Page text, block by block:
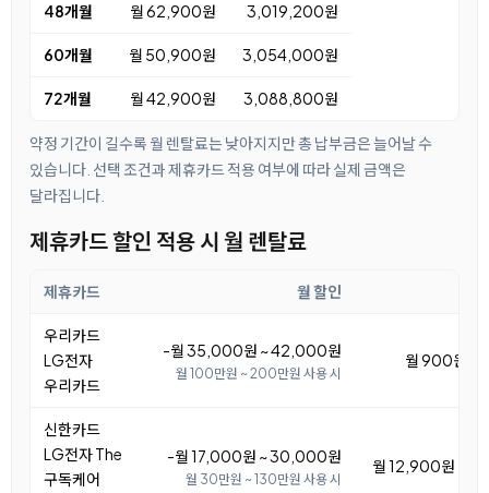
48개월 월 62,900원 3,019,200원
60개월 월 50,900원 3,054,000원
72개월 월 42,900원 3,088,800원
약정 기간이 길수록 월 렌탈료는 낮아지지만 총 납부금은 늘어날 수
있습니다. 선택 조건과 제휴카드 적용 여부에 따라 실제 금액은
달라집니다.
제휴카드 할인 적용 시 월 렌탈료
제휴카드 월 할인
우리카드
LG전자
우리카드
-월 35,000원 ~ 42,000원
월 100만원 ~ 200만원 사용 시
월 900원 ~
신한카드
LG전자 The
구독케어
-월 17,000원 ~ 30,000원
월 30만원 ~ 130만원 사용 시
월 12,900원 ~